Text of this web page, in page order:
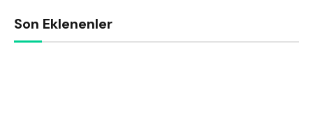
Son Eklenenler